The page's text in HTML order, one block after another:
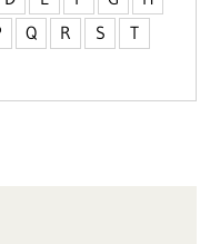
Q R S
T